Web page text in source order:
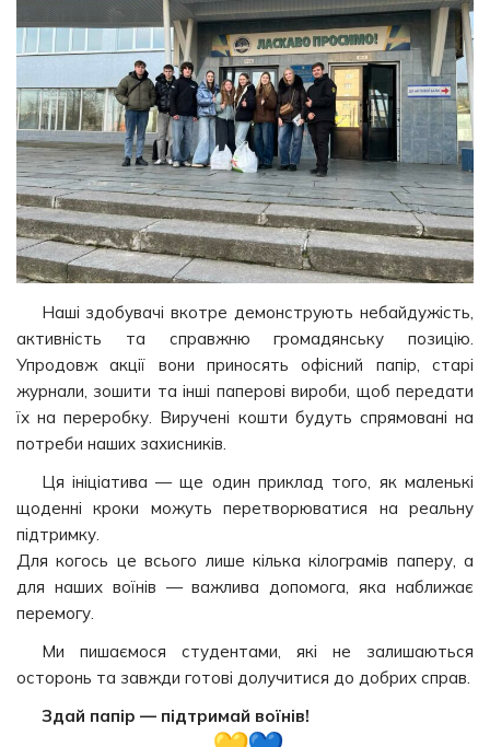
Наші здобувачі вкотре демонструють небайдужість,
активність та справжню громадянську позицію.
Упродовж акції вони приносять офісний папір, старі
журнали, зошити та інші паперові вироби, щоб передати
їх на переробку. Виручені кошти будуть спрямовані на
потреби наших захисників.
Ця ініціатива — ще один приклад того, як маленькі
щоденні кроки можуть перетворюватися на реальну
підтримку.
Для когось це всього лише кілька кілограмів паперу, а
для наших воїнів — важлива допомога, яка наближає
перемогу.
Ми пишаємося студентами, які не залишаються
осторонь та завжди готові долучитися до добрих справ.
Здай папір — підтримай воїнів!